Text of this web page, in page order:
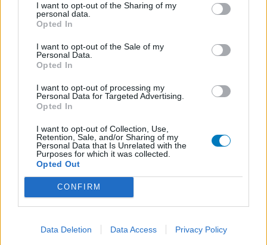
I want to opt-out of the Sharing of my
personal data.
Opted In
I want to opt-out of the Sale of my
Personal Data.
Opted In
I want to opt-out of processing my
Personal Data for Targeted Advertising.
Opted In
I want to opt-out of Collection, Use,
Retention, Sale, and/or Sharing of my
Personal Data that Is Unrelated with the
Purposes for which it was collected.
Opted Out
CONFIRM
Data Deletion Data Access Privacy Policy
Effectiviteit
Na 20 dagen gebruik kreeg ik draaiduizeling tot nu toe
heeft iemand hier ook ervaring mee......
geef mening 0 reacties
Cozaar
18-02-2017 | Man | 55
losartan (50mg)
Hoge bloeddruk
Effectiviteit
Hoeveelheid bijwerkingen